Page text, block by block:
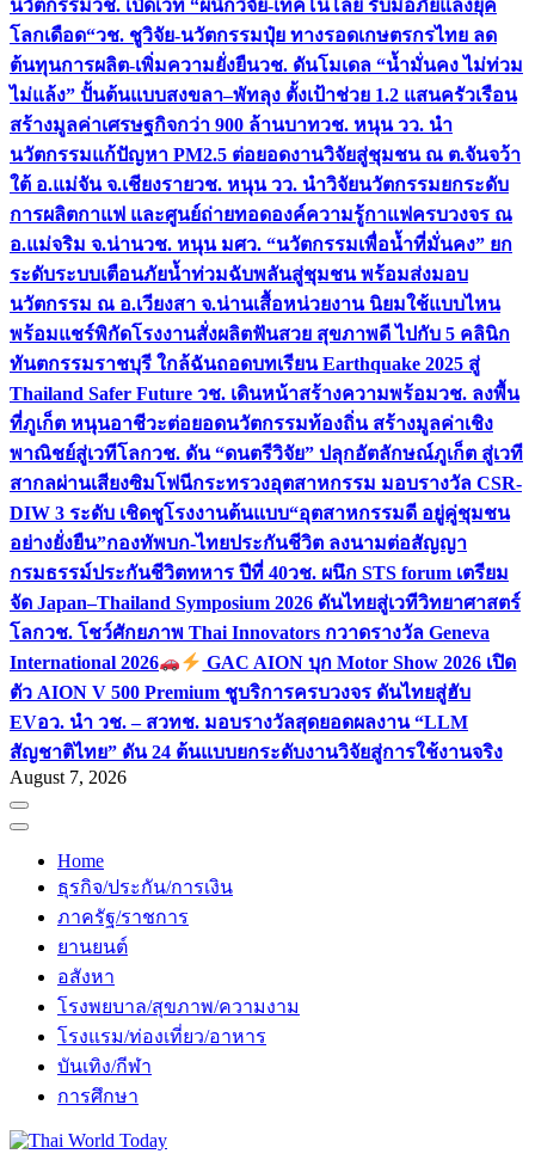
นวัตกรรมวช. เปิดเวที “ผนึกวิจัย-เทคโนโลยี รับมือภัยแล้งยุค
โลกเดือด“วช. ชูวิจัย-นวัตกรรมปุ๋ย ทางรอดเกษตรกรไทย ลด
ต้นทุนการผลิต-เพิ่มความยั่งยืนวช. ดันโมเดล “น้ำมั่นคง ไม่ท่วม
ไม่แล้ง” ปั้นต้นแบบสงขลา–พัทลุง ตั้งเป้าช่วย 1.2 แสนครัวเรือน
สร้างมูลค่าเศรษฐกิจกว่า 900 ล้านบาทวช. หนุน วว. นำ
นวัตกรรมแก้ปัญหา PM2.5 ต่อยอดงานวิจัยสู่ชุมชน ณ ต.จันจว้า
ใต้ อ.แม่จัน จ.เชียงรายวช. หนุน วว. นำวิจัยนวัตกรรมยกระดับ
การผลิตกาแฟ และศูนย์ถ่ายทอดองค์ความรู้กาแฟครบวงจร ณ
อ.แม่จริม จ.น่านวช. หนุน มศว. “นวัตกรรมเพื่อน้ำที่มั่นคง” ยก
ระดับระบบเตือนภัยน้ำท่วมฉับพลันสู่ชุมชน พร้อมส่งมอบ
นวัตกรรม ณ อ.เวียงสา จ.น่านเสื้อหน่วยงาน นิยมใช้แบบไหน
พร้อมแชร์พิกัดโรงงานสั่งผลิตฟันสวย สุขภาพดี ไปกับ 5 คลินิก
ทันตกรรมราชบุรี ใกล้ฉันถอดบทเรียน Earthquake 2025 สู่
Thailand Safer Future วช. เดินหน้าสร้างความพร้อมวช. ลงพื้น
ที่ภูเก็ต หนุนอาชีวะต่อยอดนวัตกรรมท้องถิ่น สร้างมูลค่าเชิง
พาณิชย์สู่เวทีโลกวช. ดัน “ดนตรีวิจัย” ปลุกอัตลักษณ์ภูเก็ต สู่เวที
สากลผ่านเสียงซิมโฟนีกระทรวงอุตสาหกรรม มอบรางวัล CSR-
DIW 3 ระดับ เชิดชูโรงงานต้นแบบ“อุตสาหกรรมดี อยู่คู่ชุมชน
อย่างยั่งยืน”กองทัพบก-ไทยประกันชีวิต ลงนามต่อสัญญา
กรมธรรม์ประกันชีวิตทหาร ปีที่ 40วช. ผนึก STS forum เตรียม
จัด Japan–Thailand Symposium 2026 ดันไทยสู่เวทีวิทยาศาสตร์
โลกวช. โชว์ศักยภาพ Thai Innovators กวาดรางวัล Geneva
International 2026
GAC AION บุก Motor Show 2026 เปิด
ตัว AION V 500 Premium ชูบริการครบวงจร ดันไทยสู่ฮับ
EVอว. นำ วช. – สวทช. มอบรางวัลสุดยอดผลงาน “LLM
สัญชาติไทย” ดัน 24 ต้นแบบยกระดับงานวิจัยสู่การใช้งานจริง
August 7, 2026
Home
ธุรกิจ/ประกัน/การเงิน
ภาครัฐ/ราชการ
ยานยนต์
อสังหา
โรงพยบาล/สุขภาพ/ความงาม
โรงแรม/ท่องเที่ยว/อาหาร
บันเทิง/กีฬา
การศึกษา